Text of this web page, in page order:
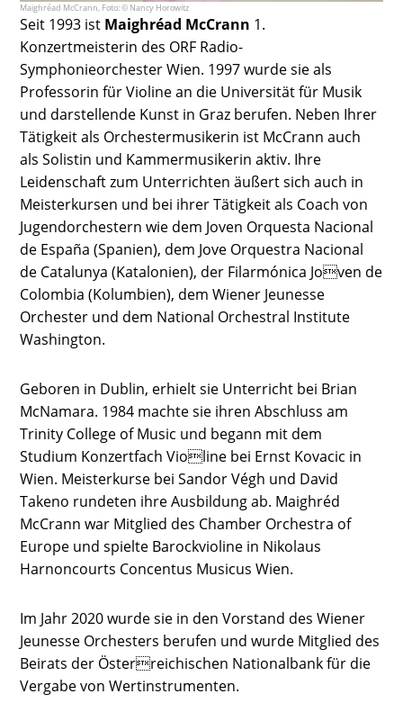
Maighréad McCrann, Foto: © Nancy Horowitz
Seit 1993 ist Maighréad McCrann 1.
Konzertmeisterin des ORF Radio-
Symphonieorchester Wien. 1997 wurde sie als
Professorin für Violine an die Universität für Musik
und darstellende Kunst in Graz berufen. Neben Ihrer
Tätigkeit als Orchestermusikerin ist McCrann auch
als Solistin und Kammermusikerin aktiv. Ihre
Leidenschaft zum Unterrichten äußert sich auch in
Meisterkursen und bei ihrer Tätigkeit als Coach von
Jugendorchestern wie dem Joven Orquesta Nacional
de España (Spanien), dem Jove Orquestra Nacional
de Catalunya (Katalonien), der Filarmónica Joven de
Colombia (Kolumbien), dem Wiener Jeunesse
Orchester und dem National Orchestral Institute
Washington.
Geboren in Dublin, erhielt sie Unterricht bei Brian
McNamara. 1984 machte sie ihren Abschluss am
Trinity College of Music und begann mit dem
Studium Konzertfach Violine bei Ernst Kovacic in
Wien. Meisterkurse bei Sandor Végh und David
Takeno rundeten ihre Ausbildung ab. Maighréd
McCrann war Mitglied des Chamber Orchestra of
Europe und spielte Barockvioline in Nikolaus
Harnoncourts Concentus Musicus Wien.
Im Jahr 2020 wurde sie in den Vorstand des Wiener
Jeunesse Orchesters berufen und wurde Mitglied des
Beirats der Österreichischen Nationalbank für die
Vergabe von Wertinstrumenten.